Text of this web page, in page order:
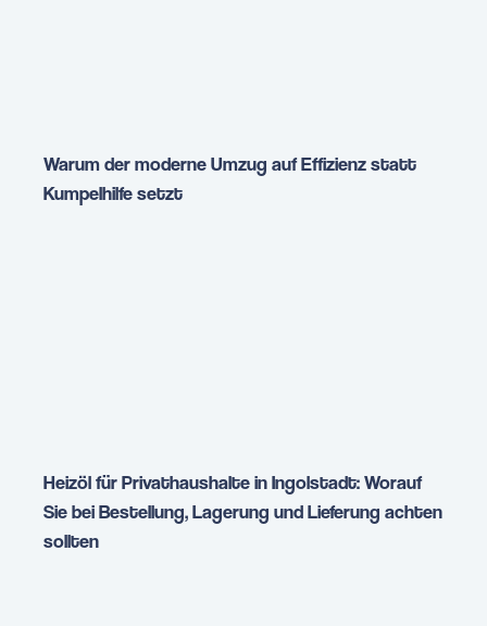
Warum der moderne Umzug auf Effizienz statt
Kumpelhilfe setzt
Heizöl für Privathaushalte in Ingolstadt: Worauf
Sie bei Bestellung, Lagerung und Lieferung achten
sollten